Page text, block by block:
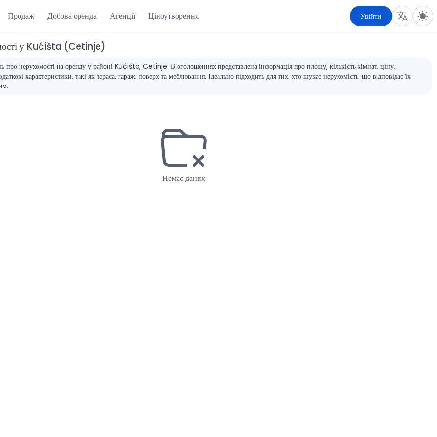
Продаж Добова оренда Агенції Ціноутворення Увійти
у Kućišta (Cetinje)
про нерухомості на оренду у районі Kućišta, Cetinje. В оголошеннях представлена інформація про площу, кількість кімнат, ціну,
характеристики, такі як тераса, гараж, поверх та меблювання. Ідеально підходить для тих, хто шукає нерухомість, що відповідає їх
Немає даних